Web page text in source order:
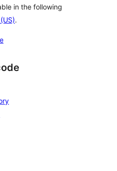
in the following
.